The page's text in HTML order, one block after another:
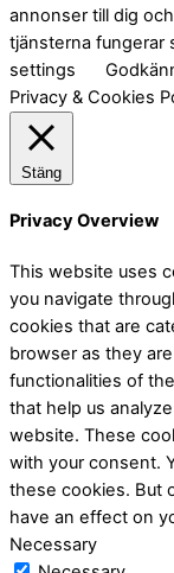
annonser till dig
tjänsterna fungerar
settings
Privacy & Cookies
Stäng
Privacy Overview
This website uses
you navigate
cookies that are
browser as they
functionalities of
that help us
website. These
with your consent.
these cookies. But
have an effect on
Necessary